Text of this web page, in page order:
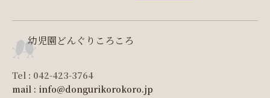
幼児園どんぐりころころ
Tel : 042-423-3764
mail : info@dongurikorokoro.jp